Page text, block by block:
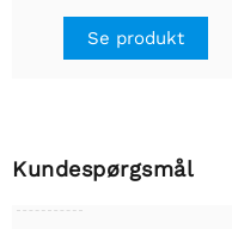
Se produkt
Kundespørgsmål